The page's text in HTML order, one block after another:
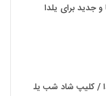
و جدید برای یلدا
/ کلیپ شاد شب یلدا